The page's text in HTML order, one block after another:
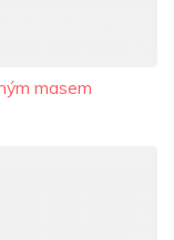
masem